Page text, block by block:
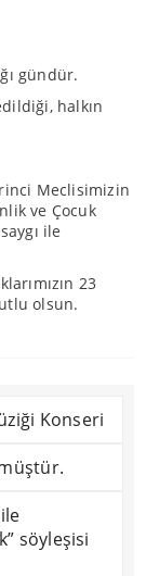
gündür.
halkın
Meclisimizin
ve Çocuk
ile
23
olsun.
Konseri
söyleşisi